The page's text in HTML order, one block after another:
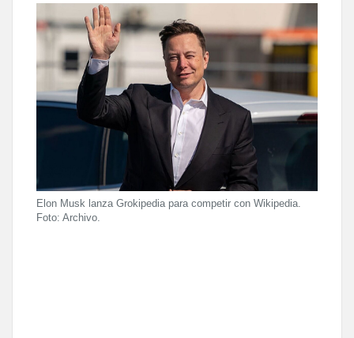
Elon Musk lanza Grokipedia para competir con Wikipedia.
Foto: Archivo.